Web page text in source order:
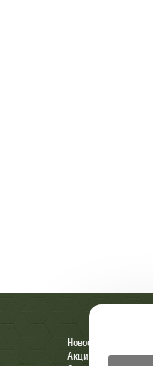
Новости
Акции